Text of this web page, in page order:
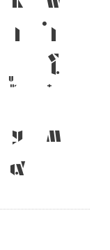
า ำ
โ
๒ ๓
๙